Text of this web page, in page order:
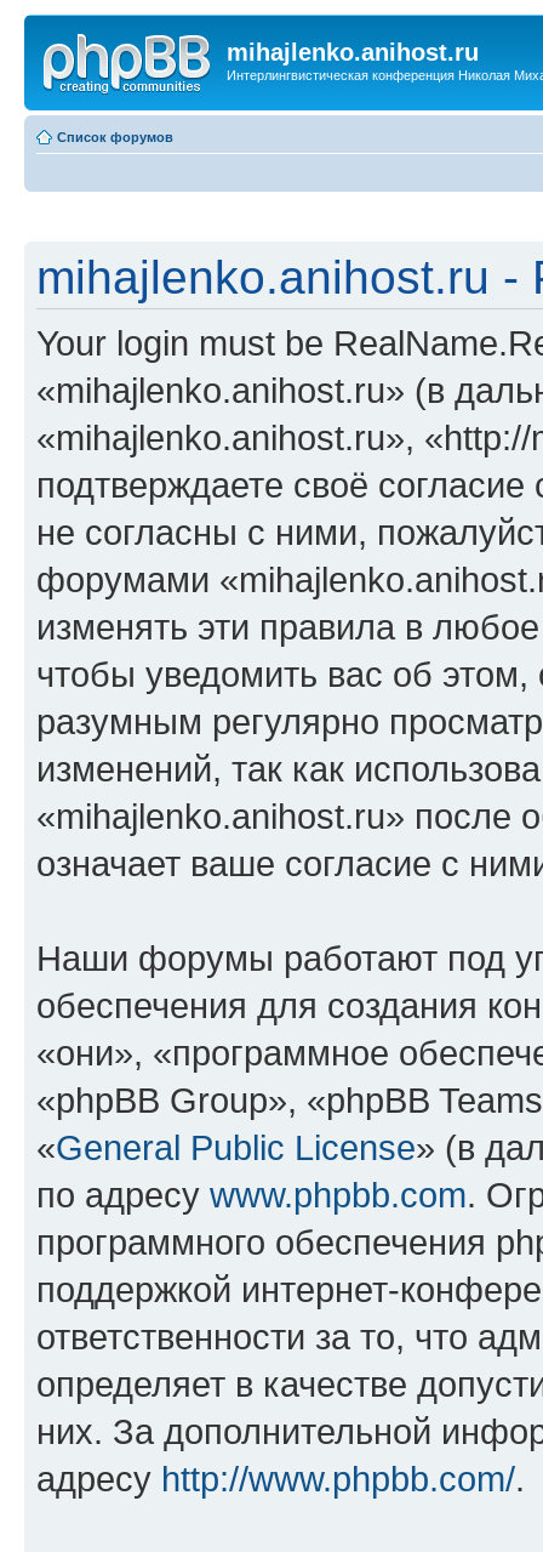
mihajlenko.anihost.ru
Интерлингвистическая конференция Николая
Список форумов
mihajlenko.anihost.ru -
Your login must be
«mihajlenko.anihost.ru» (в
«mihajlenko.anihost.ru»,
подтверждаете своё
не согласны с ними,
форумами
изменять эти правила в
чтобы уведомить вас об
разумным регулярно
изменений, так как
«mihajlenko.anihost.ru» после
означает ваше согласие с
Наши форумы работают под
обеспечения для создания
«они», «программное
«phpBB Group», «phpBB
«General Public License» (в
по адресу www.phpbb.com.
программного обеспечения
поддержкой интернет-
ответственности за то, что
определяет в качестве
них. За дополнительной
адресу http://www.phpbb.com/.